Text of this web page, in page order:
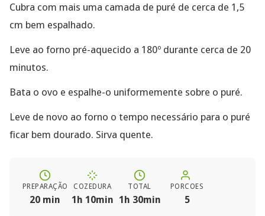
Cubra com mais uma camada de puré de cerca de 1,5
cm bem espalhado.
Leve ao forno pré-aquecido a 180º durante cerca de 20
minutos.
Bata o ovo e espalhe-o uniformemente sobre o puré. ​
Leve de novo ao forno o tempo necessário para o puré
ficar bem dourado. Sirva quente.
PREPARAÇÃO
20 min
COZEDURA
1h 10min
TOTAL
1h 30min
PORCOES
5